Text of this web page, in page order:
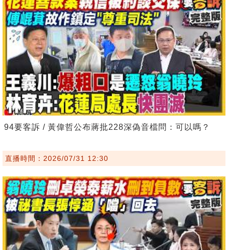
94要客訴 / 黃偉哲公布蔣批228深偽音檔問：可以嗎？
直播時間：2026/07/31 12:30